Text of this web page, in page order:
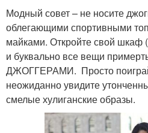
Модный совет – не носите
облегающими спортивными
майками. Откройте свой шкаф
и буквально все вещи
ДЖОГГЕРАМИ. Просто
неожиданно увидите
смелые хулиганские образы.